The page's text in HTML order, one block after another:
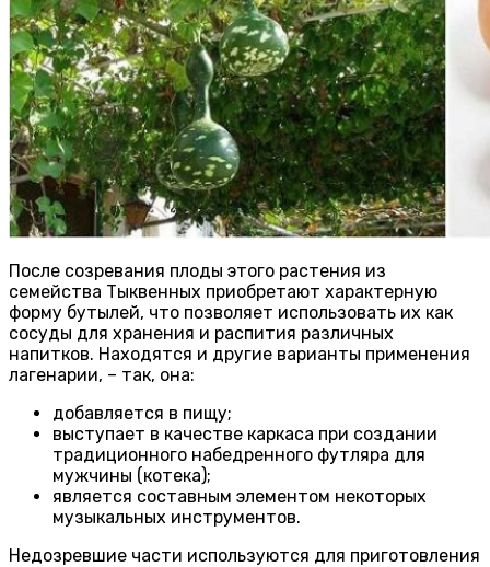
После созревания плоды этого растения из
семейства Тыквенных приобретают характерную
форму бутылей, что позволяет использовать их как
сосуды для хранения и распития различных
напитков. Находятся и другие варианты применения
лагенарии, – так, она:
добавляется в пищу;
выступает в качестве каркаса при создании
традиционного набедренного футляра для
мужчины (котека);
является составным элементом некоторых
музыкальных инструментов.
Недозревшие части используются для приготовления